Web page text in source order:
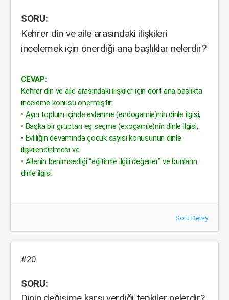
SORU:
Kehrer din ve aile arasındaki ilişkileri
incelemek için önerdiği ana başlıklar nelerdir?
CEVAP:
Kehrer din ve aile arasındaki ilişkiler için dört ana başlıkta
inceleme konusu önermiştir:
• Aynı toplum içinde evlenme (endogamie)nin dinle ilgisi,
• Başka bir gruptan eş seçme (exogamie)nin dinle ilgisi,
• Evliliğin devamında çocuk sayısı konusunun dinle
ilişkilendirilmesi ve
• Ailenin benimsediği “eğitimle ilgili değerler” ve bunların
dinle ilgisi.
Soru Detay
#20
SORU: